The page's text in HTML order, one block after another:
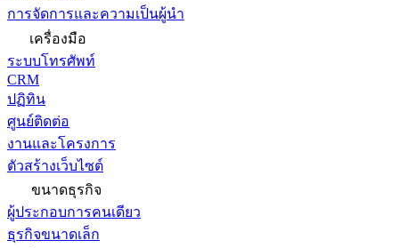
การจัดการและความเป็นผู้นำ
เครื่องมือ
ระบบโทรศัพท์
CRM
ปฏิทิน
ศูนย์ติดต่อ
งานและโครงการ
ตัวสร้างเว็บไซต์
ขนาดธุรกิจ
ผู้ประกอบการคนเดียว
ธุรกิจขนาดเล็ก